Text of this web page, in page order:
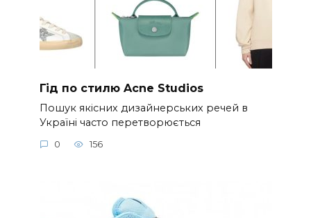
Гід по стилю Acne Studios
Пошук якісних дизайнерських речей в
Україні часто перетворюється
0 156